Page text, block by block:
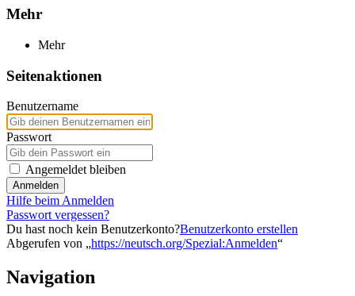
Mehr
Mehr
Seitenaktionen
Benutzername
Passwort
Angemeldet bleiben
Anmelden
Hilfe beim Anmelden
Passwort vergessen?
Du hast noch kein Benutzerkonto?Benutzerkonto erstellen
Abgerufen von „https://neutsch.org/Spezial:Anmelden“
Navigation